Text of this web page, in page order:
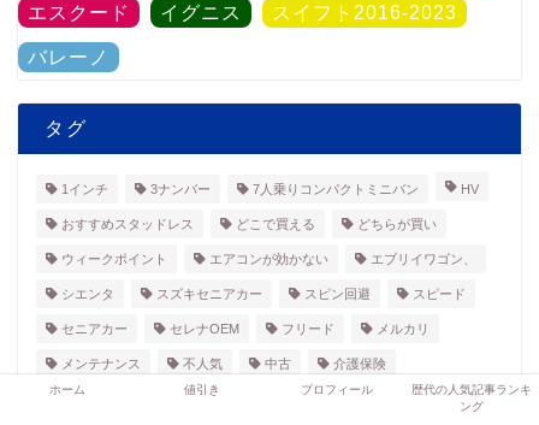
エスクード イグニス スイフト2016-2023
バレーノ
タグ
1インチ 3ナンバー 7人乗りコンパクトミニバン HV
おすすめスタッドレス どこで買える どちらが買い
ウィークポイント エアコンが効かない エブリイワゴン、
シエンタ スズキセニアカー スピン回避 スピード
セニアカー セレナOEM フリード メルカリ
メンテナンス 不人気 中古 介護保険
個性アップ 充電 免許返納後 口コミ 大丈夫
ホーム 値引き プロフィール
歴代の人気記事ランキ
ング